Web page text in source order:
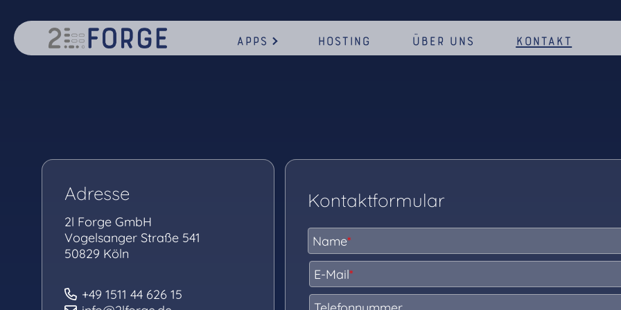
Apps Hosting Über uns Kontakt
Adresse
2l Forge GmbH
Vogelsanger Straße 541
50829 Köln
+49 1511 44 626 15
Kontaktformular
Name*
E-Mail*